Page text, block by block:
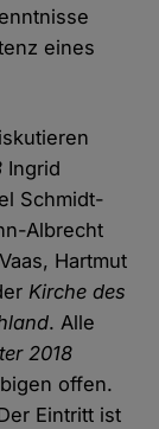
eines
Ingrid
Schmidt-
Albrecht
Hartmut
Kirche des
. Alle
2018
offen.
Eintritt ist